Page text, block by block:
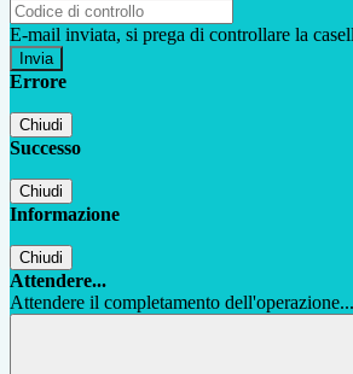
E-mail inviata, si prega di controllare la
Errore
Chiudi
Successo
Chiudi
Informazione
Chiudi
Attendere...
Attendere il completamento dell'operazione...